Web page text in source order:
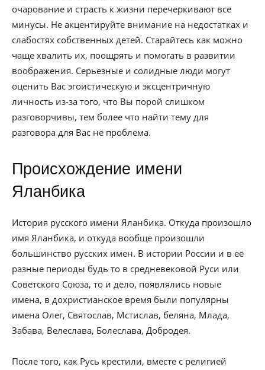
очарование и страсть к жизни перечеркивают все
минусы. Не акцентируйте внимание на недостатках и
слабостях собственных детей. Старайтесь как можно
чаще хвалить их, поощрять и помогать в развитии
воображения. Серьезные и солидные люди могут
оценить Вас эгоистическую и эксцентричную
личность из-за того, что Вы порой слишком
разговорчивы, тем более что найти тему для
разговора для Вас не проблема.
Происхождение имени
Яланбика
История русского имени Яланбика. Откуда произошло
имя Яланбика, и откуда вообще произошли
большинство русских имен. В истории России и в её
разные периоды будь то в средневековой Руси или
Советского Союза, то и дело, появлялись новые
имена, в дохристианское время были популярны
имена Олег, Святослав, Мстислав, беляна, Млада,
Забава, Велеслава, Болеслава, Добродея.
После того, как Русь крестили, вместе с религией